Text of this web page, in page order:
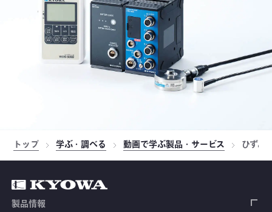
トップ 学ぶ・調べる 動画で学ぶ製品・サービス ひずみ
製品情報